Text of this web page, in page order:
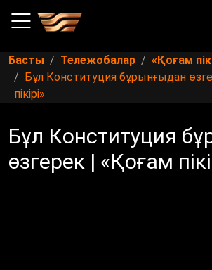
Басты Тележобалар
«Қоғам
Бұл Конституция бұрынғыдан
пікірі»
Бұл Конституция
өзгерек | «Қоғам